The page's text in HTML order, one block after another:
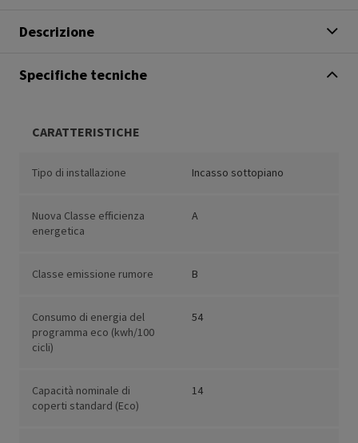
Descrizione
Specifiche tecniche
CARATTERISTICHE
Tipo di installazione Incasso sottopiano
Nuova Classe efficienza
energetica
A
Classe emissione rumore B
Consumo di energia del
programma eco (kwh/100
cicli)
54
Capacità nominale di
coperti standard (Eco)
14